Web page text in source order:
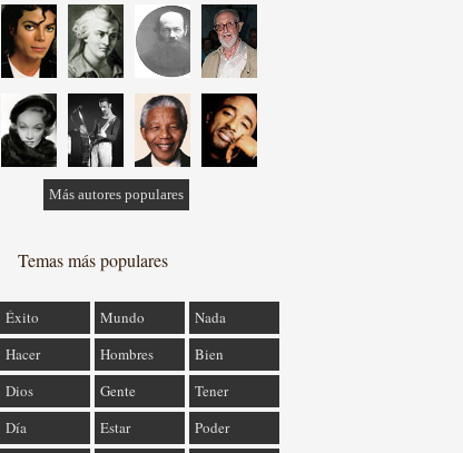
Más autores populares
Temas más populares
Éxito Mundo
Nada
Hacer Hombres
Bien
Dios Gente
Tener
Día Estar
Poder